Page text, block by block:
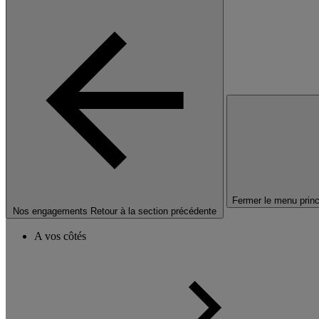
Nos engagements Retour à la section précédente
Fermer le menu
A vos côtés